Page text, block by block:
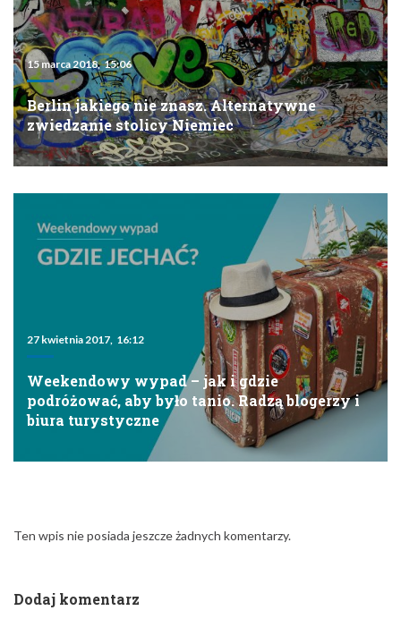
15 marca 2018, 15:06
Berlin jakiego nie znasz. Alternatywne
zwiedzanie stolicy Niemiec
27 kwietnia 2017, 16:12
Weekendowy wypad – jak i gdzie
podróżować, aby było tanio. Radzą blogerzy i
biura turystyczne
Ten wpis nie posiada jeszcze żadnych komentarzy.
Dodaj komentarz